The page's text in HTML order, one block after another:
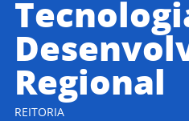
Regional
REITORIA